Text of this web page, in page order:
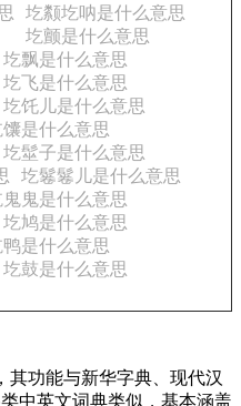
圪颣圪呐是什么意思
圪颤是什么意思
圪飘是什么意思
圪飞是什么意思
圪饦儿是什么意思
是什么意思
圪髽子是什么意思
圪鬈鬈儿是什么意思
鬼是什么意思
圪鸠是什么意思
是什么意思
圪鼓是什么意思
其功能与新华字典、现代汉
中英文词典类似，基本涵盖